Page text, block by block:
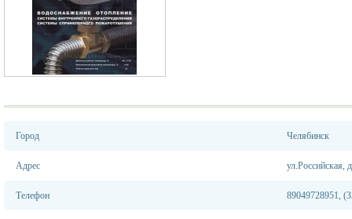
Город Челябинск
Адрес ул.Российская,
Телефон 89049728951,